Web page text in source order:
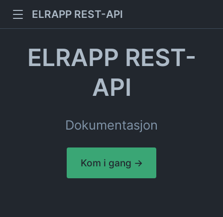
ELRAPP REST-API
ELRAPP REST-
API
Dokumentasjon
Kom i gang →